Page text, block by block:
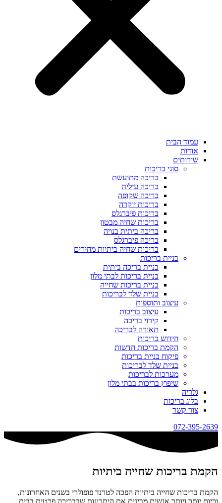
עמוד הבית
אודות
שירותים
סוגי בריכות
בריכה מתועשת
בריכה עילית
בריכה שקופה
בריכות יוקרה
בריכות פיברגלס
בריכות שחיה מבטון
בריכה ביתית בנויה
בריכה פיברגלס
בריכות שחיה ביתיות מחירים
בניית בריכות
בניית בריכה ביתית
בניית בריכות לבתי מלון
בניית בריכות שחייה
בניית שלד לבריכות
עיצוב ותוספות
עיצוב בריכות
קירוי בריכה
תאורה לבריכה
חידוש בריכות
הקמת בריכות חדשות
פיקוח בניית בריכות
בניית שלד לבריכות
מערכות לבריכות
שיפוץ בריכות בבתי מלון
גלריה
בלוג בריכות
צור קשר
072-395-2639
הקמת בריכות שחייה ביתיות
הקמת בריכות שחייה ביתיות הפכה לטרנד פופולרי בשנים האחרונות,
וכיום יותר ויותר אנשים מבינים את היתרונות שבבריכה פרטית בבית.